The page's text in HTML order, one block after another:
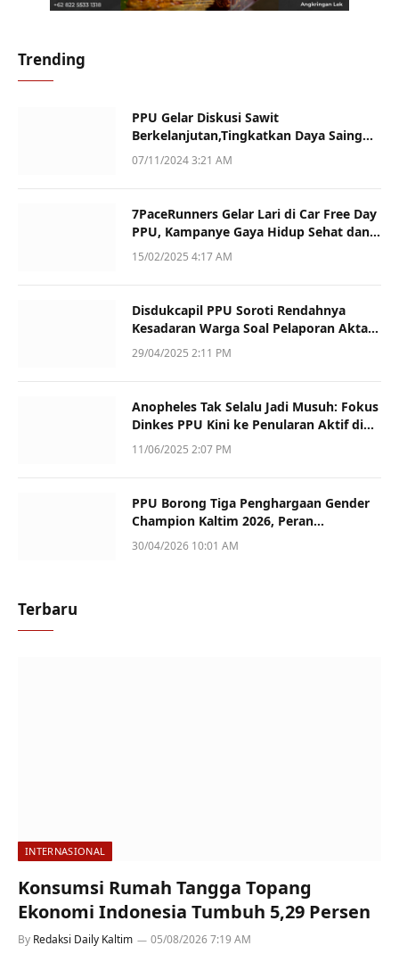
Trending
PPU Gelar Diskusi Sawit
Berkelanjutan,Tingkatkan Daya Saing
dan Kualitas
07/11/2024 3:21 AM
7PaceRunners Gelar Lari di Car Free Day
PPU, Kampanye Gaya Hidup Sehat dan
Dukung UMKM
15/02/2025 4:17 AM
Disdukcapil PPU Soroti Rendahnya
Kesadaran Warga Soal Pelaporan Akta
Kematian
29/04/2025 2:11 PM
Anopheles Tak Selalu Jadi Musuh: Fokus
Dinkes PPU Kini ke Penularan Aktif di
Sotek
11/06/2025 2:07 PM
PPU Borong Tiga Penghargaan Gender
Champion Kaltim 2026, Peran
Perempuan Jadi Sorotan
30/04/2026 10:01 AM
Terbaru
INTERNASIONAL
Konsumsi Rumah Tangga Topang
Ekonomi Indonesia Tumbuh 5,29 Persen
By Redaksi Daily Kaltim 05/08/2026 7:19 AM